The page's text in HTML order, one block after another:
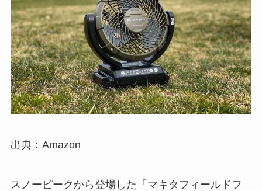
出典：Amazon
スノーピークから登場した「マキタフィールドフ